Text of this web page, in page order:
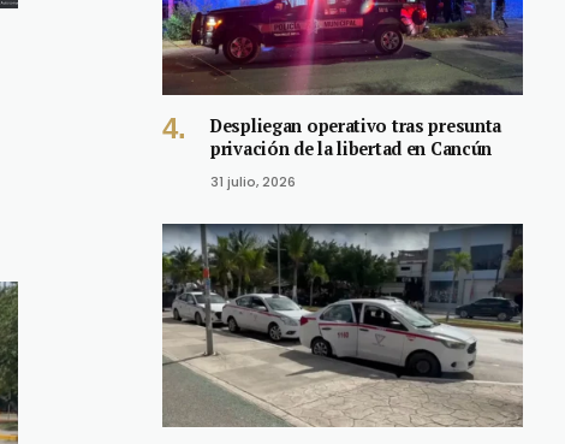
Despliegan operativo tras presunta
privación de la libertad en Cancún
31 julio, 2026